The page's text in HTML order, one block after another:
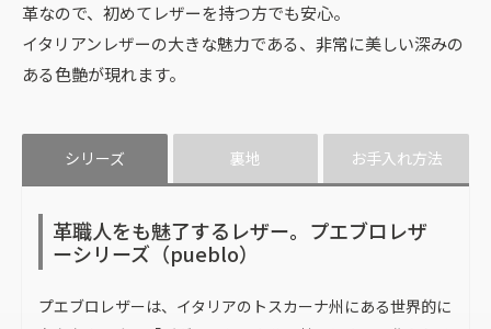
革なので、初めてレザーを持つ方でも安心。
イタリアンレザーの大きな魅力である、非常に美しい深みの
ある色艶が現れます。
シリーズ
革職人をも魅了するレザー。プエブロレザ
ーシリーズ（pueblo）
プエブロレザーは、イタリアのトスカーナ州にある世界的に
裏地 お手入れ方法